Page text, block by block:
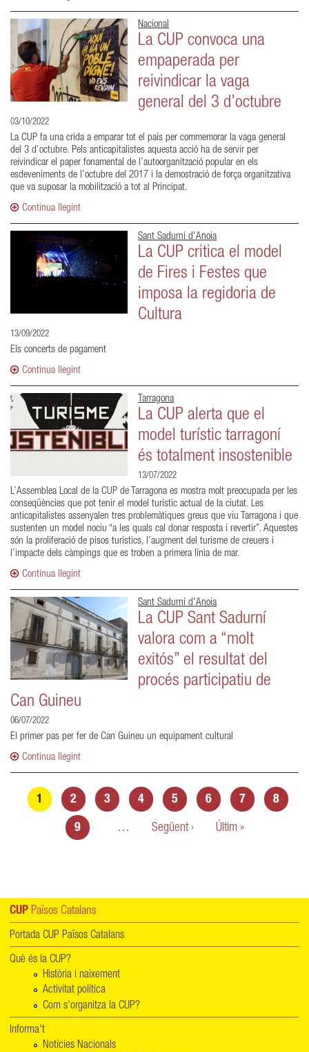
Nacional
La CUP convoca una
empaperada per
reivindicar la vaga
general del 3 d’octubre
03/10/2022
La CUP fa una crida a emparar tot el país per commemorar la vaga general
del 3 d’octubre. Pels anticapitalistes aquesta acció ha de servir per
reivindicar el paper fonamental de l’autoorganització popular en els
esdeveniments de l’octubre del 2017 i la demostració de força organitzativa
que va suposar la mobilització a tot al Principat.
Continua llegint
Sant Sadurní d'Anoia
La CUP critica el model
de Fires i Festes que
imposa la regidoria de
Cultura
13/09/2022
Els concerts de pagament
Continua llegint
Tarragona
La CUP alerta que el
model turístic tarragoní
és totalment insostenible
13/07/2022
L’Assemblea Local de la CUP de Tarragona es mostra molt preocupada per les
conseqüències que pot tenir el model turístic actual de la ciutat. Les
anticapitalistes assenyalen tres problemàtiques greus que viu Tarragona i que
sustenten un model nociu “a les quals cal donar resposta i revertir”. Aquestes
són la proliferació de pisos turístics, l’augment del turisme de creuers i
l’impacte dels càmpings que es troben a primera línia de mar.
Continua llegint
Sant Sadurní d'Anoia
La CUP Sant Sadurní
valora com a “molt
exitós” el resultat del
procés participatiu de
Can Guineu
06/07/2022
El primer pas per fer de Can Guineu un equipament cultural
Continua llegint
Pàgines
1 2 3 4 5 6 7 8
9 … Següent › Últim »
CUP Països Catalans
Portada CUP Països Catalans
Què és la CUP?
Història i naixement
Activitat política
Com s'organitza la CUP?
Informa't
Notícies Nacionals